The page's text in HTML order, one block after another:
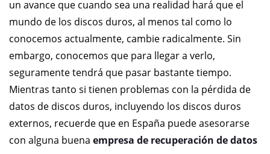
un avance que cuando sea una realidad hará que el
mundo de los discos duros, al menos tal como lo
conocemos actualmente, cambie radicalmente. Sin
embargo, conocemos que para llegar a verlo,
seguramente tendrá que pasar bastante tiempo.
Mientras tanto si tienen problemas con la pérdida de
datos de discos duros, incluyendo los discos duros
externos, recuerde que en España puede asesorarse
con alguna buena empresa de recuperación de datos